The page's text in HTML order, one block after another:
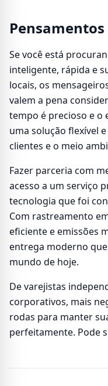
Se você está
inteligente, rápida e
locais, os
valem a pena
tempo é precioso e o
uma solução flexível
clientes e o meio
Fazer parceria com
acesso a um serviço
tecnologia que foi
Com rastreamento
eficiente e emissões
entrega moderno
mundo de hoje.
De varejistas
corporativos, mais
rodas para manter
perfeitamente. Pode